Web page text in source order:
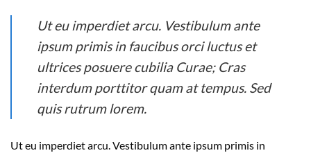
Ut eu imperdiet arcu. Vestibulum ante
ipsum primis in faucibus orci luctus et
ultrices posuere cubilia Curae; Cras
interdum porttitor quam at tempus. Sed
quis rutrum lorem.
Ut eu imperdiet arcu. Vestibulum ante ipsum primis in